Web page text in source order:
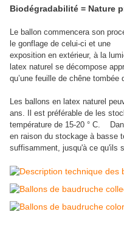
Biodégradabilité = Nature
Le ballon commencera son
le gonflage de celui-ci et une
exposition en extérieur, à la
latex naturel se décompose
qu’une feuille de chêne tombée
Les ballons en latex naturel
ans. Il est préférable de les
température de 15-20 ° C.
en raison du stockage à basse
suffisamment, jusqu'à ce qu'ils